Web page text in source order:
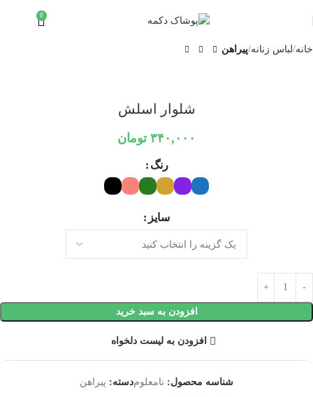
0
خانه لباس زنانه پیراهن
شلوار اسلش
۳۴۰,۰۰۰ تومان
رنگ
سایز
افزودن به سبد خرید
افزودن به لیست دلخواه
شناسه محصول: نامعلومدسته: پیراهن